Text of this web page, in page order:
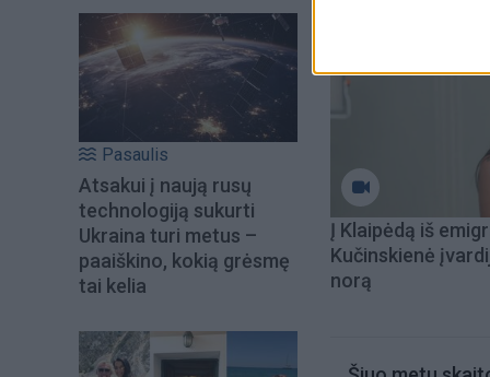
Pasaulis
Atsakui į naują rusų
technologiją sukurti
Ukraina turi metus –
paaiškino, kokią grėsmę
tai kelia
Į Klaipėdą iš
Kučinskienė
norą